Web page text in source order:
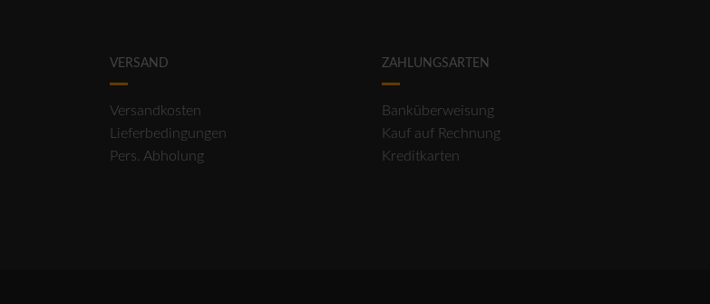
VERSAND
Versandkosten
Lieferbedingungen
Pers. Abholung
ZAHLUNGSARTEN
Banküberweisung
Kauf auf Rechnung
Kreditkarten